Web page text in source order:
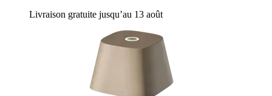
Livraison gratuite jusqu’au 13 août